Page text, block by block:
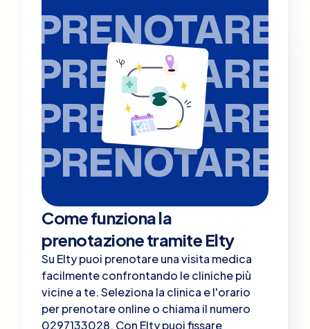
PRENOTARE
PRENOTARE
PRENOTARE
PRENOTARE
Come funziona la
prenotazione tramite Elty
Su Elty puoi prenotare una visita medica
facilmente confrontando le cliniche più
vicine a te. Seleziona la clinica e l'orario
per prenotare online o chiama il numero
0297133028. Con Elty puoi fissare